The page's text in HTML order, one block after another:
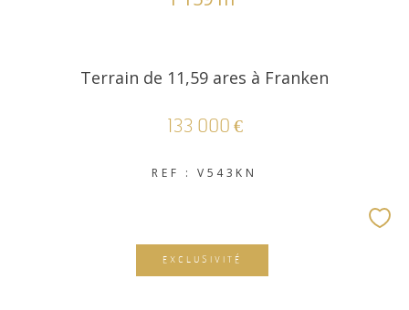
Terrain de 11,59 ares à Franken
133 000 €
REF : V543KN
EXCLUSIVITÉ